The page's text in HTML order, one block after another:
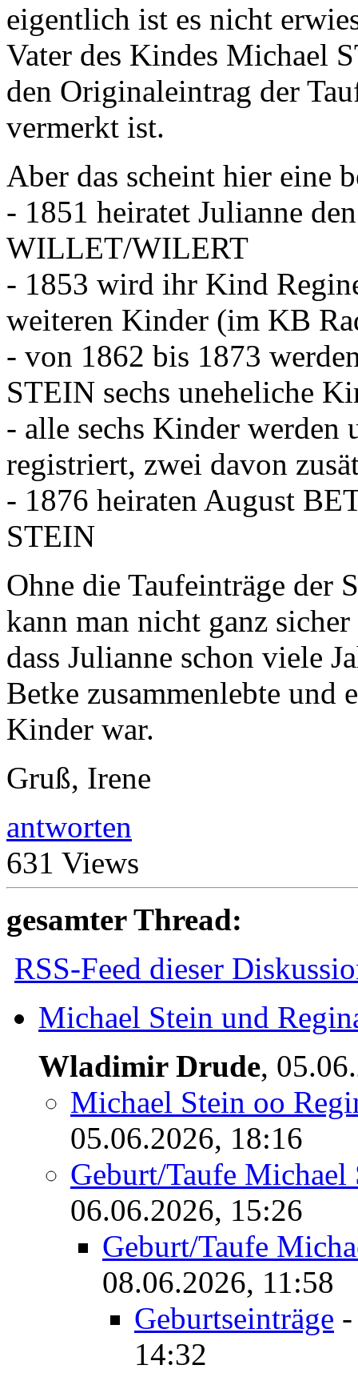
eigentlich ist es nicht
Vater des Kindes Michael
den Originaleintrag der
vermerkt ist.
Aber das scheint hier eine
- 1851 heiratet Julianne
WILLET/WILERT
- 1853 wird ihr Kind
weiteren Kinder (im KB
- von 1862 bis 1873
STEIN sechs uneheliche
- alle sechs Kinder werden
registriert, zwei davon
- 1876 heiraten August
STEIN
Ohne die Taufeinträge der
kann man nicht ganz
dass Julianne schon viele
Betke zusammenlebte und
Kinder war.
Gruß, Irene
antworten
631 Views
gesamter Thread:
RSS-Feed dieser
Michael Stein und
Wladimir Drude,
Michael Stein oo
05.06.2026, 18:16
Geburt/Taufe
06.06.2026, 15:26
Geburt/Taufe
08.06.2026, 11:58
Geburtseinträge
14:32